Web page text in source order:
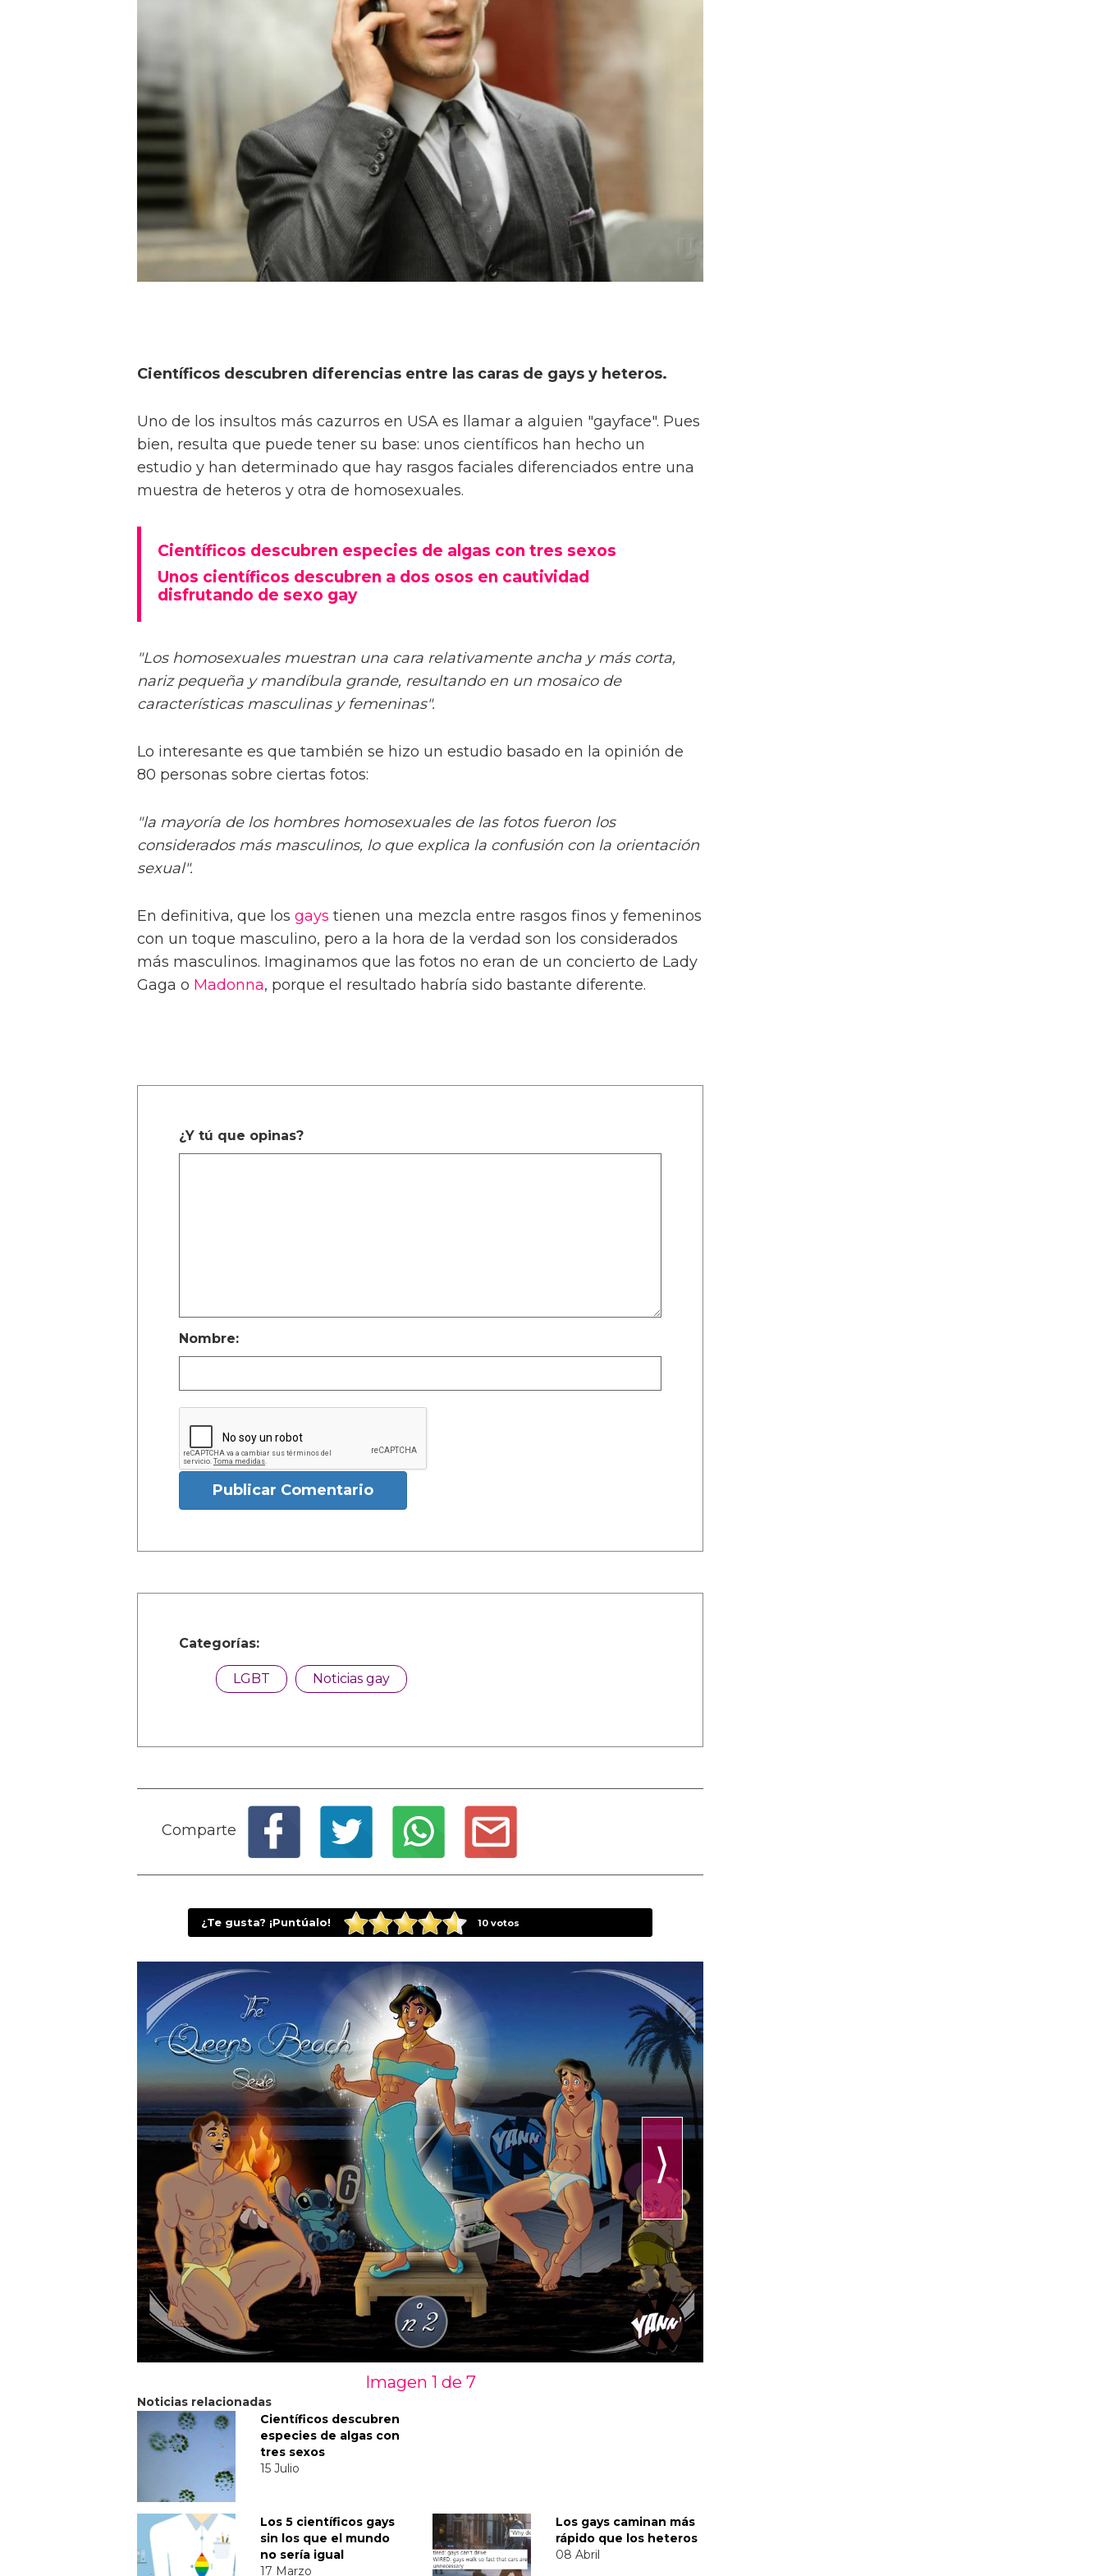
Científicos descubren diferencias entre las caras de gays y heteros.
Uno de los insultos más cazurros en USA es llamar a alguien "gayface". Pues
bien, resulta que puede tener su base: unos científicos han hecho un
estudio y han determinado que hay rasgos faciales diferenciados entre una
muestra de heteros y otra de homosexuales.
Científicos descubren especies de algas con tres sexos
Unos científicos descubren a dos osos en cautividad
disfrutando de sexo gay
"Los homosexuales muestran una cara relativamente ancha y más corta,
nariz pequeña y mandíbula grande, resultando en un mosaico de
características masculinas y femeninas".
Lo interesante es que también se hizo un estudio basado en la opinión de
80 personas sobre ciertas fotos:
"la mayoría de los hombres homosexuales de las fotos fueron los
considerados más masculinos, lo que explica la confusión con la orientación
sexual".
En definitiva, que los gays tienen una mezcla entre rasgos finos y femeninos
con un toque masculino, pero a la hora de la verdad son los considerados
más masculinos. Imaginamos que las fotos no eran de un concierto de Lady
Gaga o Madonna, porque el resultado habría sido bastante diferente.
¿Y tú que opinas?
Nombre:
Publicar Comentario
Categorías:
LGBT Noticias gay
Comparte
¿Te gusta? ¡Puntúalo! 10 votos
⟩
Imagen 1 de 7
Noticias relacionadas
Científicos descubren
especies de algas con
tres sexos
15 Julio
Los 5 científicos gays
sin los que el mundo
no sería igual
17 Marzo
Los gays caminan más
rápido que los heteros
08 Abril